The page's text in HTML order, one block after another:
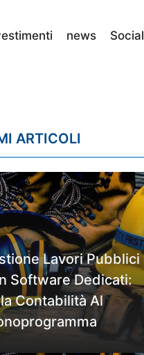
news Social
ARTICOLI
Lavori Pubblici
Software Dedicati:
Contabilità Al